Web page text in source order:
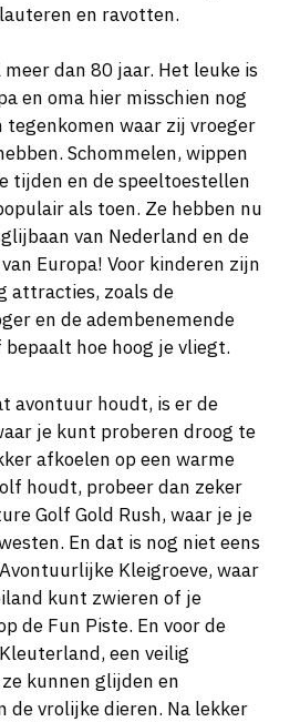
en ravotten.
dan 80 jaar. Het leuke is
en oma hier misschien nog
waar zij vroeger
Schommelen, wippen
tijden en de speeltoestellen
als toen. Ze hebben nu
van Nederland en de
Europa! Voor kinderen zijn
attracties, zoals de
en de adembenemende
hoe hoog je vliegt.
avontuur houdt, is er de
je kunt proberen droog te
afkoelen op een warme
houdt, probeer dan zeker
Golf Gold Rush, waar je je
En dat is nog niet eens
Kleigroeve, waar
kunt zwieren of je
de Fun Piste. En voor de
een veilig
kunnen glijden en
de vrolijke dieren. Na lekker